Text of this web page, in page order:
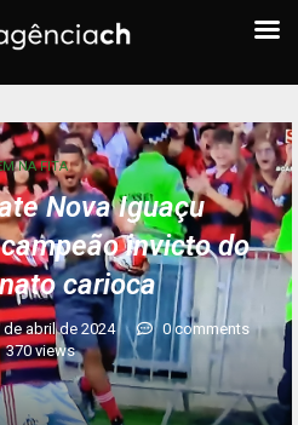
NA FITA
Nova Iguaçu
invicto do
carioca
de abril de 2024
0 comments
370views